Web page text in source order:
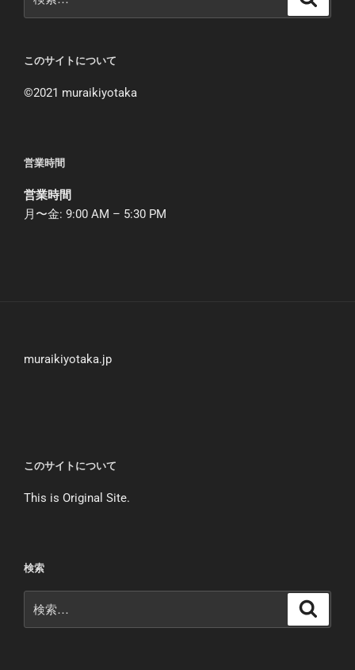
索:
このサイトについて
©︎2021 muraikiyotaka
営業時間
営業時間
月〜金: 9:00 AM – 5:30 PM
muraikiyotaka.jp
このサイトについて
This is Original Site.
検索
索: